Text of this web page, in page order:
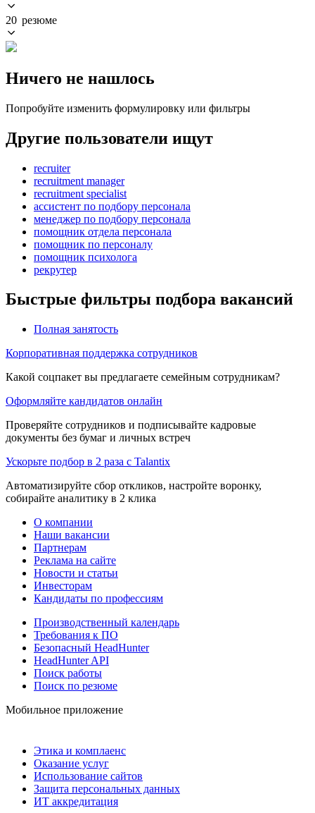
20 резюме
Ничего не нашлось
Попробуйте изменить формулировку или фильтры
Другие пользователи ищут
recruiter
recruitment manager
recruitment specialist
ассистент по подбору персонала
менеджер по подбору персонала
помощник отдела персонала
помощник по персоналу
помощник психолога
рекрутер
Быстрые фильтры подбора вакансий
Полная занятость
Корпоративная поддержка сотрудников
Какой соцпакет вы предлагаете семейным сотрудникам?
Оформляйте кандидатов онлайн
Проверяйте сотрудников и подписывайте кадровые
документы без бумаг и личных встреч
Ускорьте подбор в 2 раза с Talantix
Автоматизируйте сбор откликов, настройте воронку,
собирайте аналитику в 2 клика
О компании
Наши вакансии
Партнерам
Реклама на сайте
Новости и статьи
Инвесторам
Кандидаты по профессиям
Производственный календарь
Требования к ПО
Безопасный HeadHunter
HeadHunter API
Поиск работы
Поиск по резюме
Мобильное приложение
Этика и комплаенс
Оказание услуг
Использование сайтов
Защита персональных данных
ИТ аккредитация